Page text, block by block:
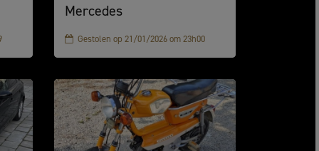
Mercedes
Gestolen op 21/01/2026 om 23h00